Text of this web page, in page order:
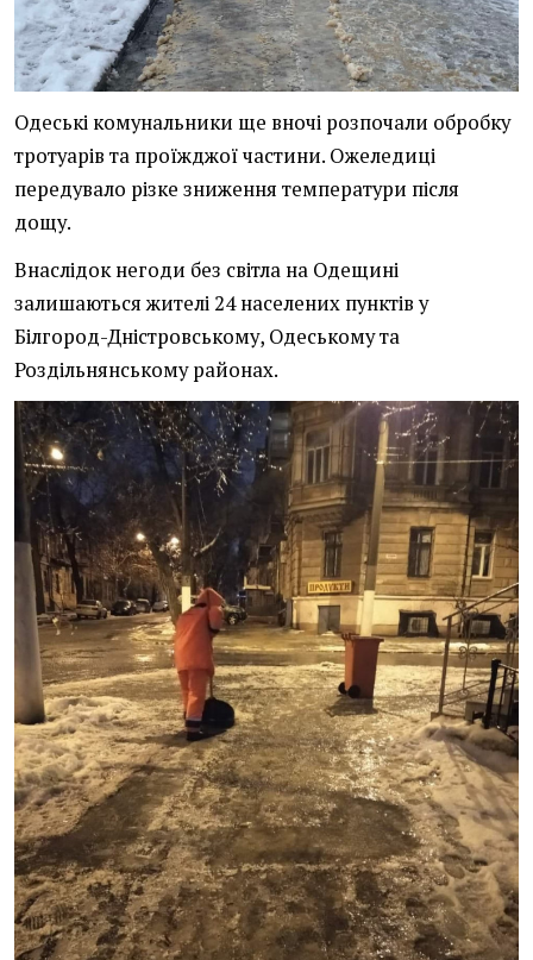
Одеські комунальники ще вночі розпочали обробку
тротуарів та проїжджої частини. Ожеледиці
передувало різке зниження температури після
дощу.
Внаслідок негоди без світла на Одещині
залишаються жителі 24 населених пунктів у
Білгород-Дністровському, Одеському та
Роздільнянському районах.